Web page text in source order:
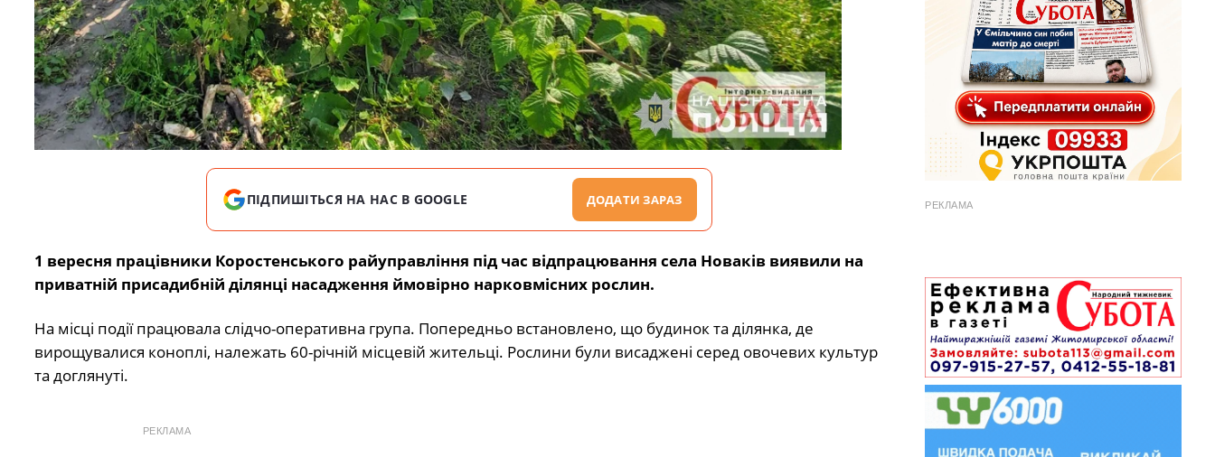
ПІДПИШІТЬСЯ НА НАС В GOOGLE ДОДАТИ ЗАРАЗ
1 вересня працівники Коростенського райуправління під час відпрацювання села Новаків виявили на
приватній присадибній ділянці насадження ймовірно нарковмісних рослин.
На місці події працювала слідчо-оперативна група. Попередньо встановлено, що будинок та ділянка, де
вирощувалися коноплі, належать 60-річній місцевій жительці. Рослини були висаджені серед овочевих культур
та доглянуті.
РЕКЛАМА
РЕКЛАМА